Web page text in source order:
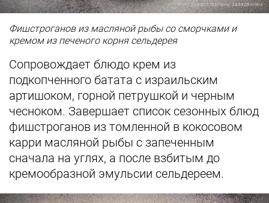
Фото предоставлены заведением
Фишстроганов из масляной рыбы со сморчками и
кремом из печеного корня сельдерея
Сопровождает блюдо крем из
подкопченного батата с израильским
артишоком, горной петрушкой и черным
чесноком. Завершает список сезонных блюд
фишстроганов из томленной в кокосовом
карри масляной рыбы с запеченным
сначала на углях, а после взбитым до
кремообразной эмульсии сельдереем.